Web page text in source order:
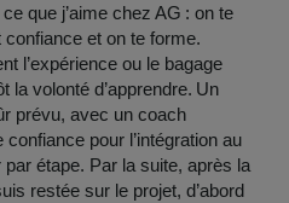
que j’aime chez AG : on te
et on te forme.
l’expérience ou le bagage
la volonté d’apprendre. Un
prévu, avec un coach
pour l’intégration au
étape. Par la suite, après la
restée sur le projet, d’abord